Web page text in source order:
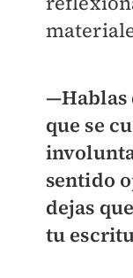
que se
sentido
dejas
tu